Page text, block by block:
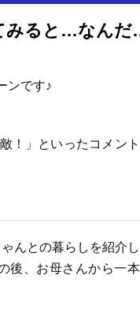
犬を預けた母からLINE→映像が
ンです♪
！」といったコメン
んとの暮らしを紹介
後、お母さんから一